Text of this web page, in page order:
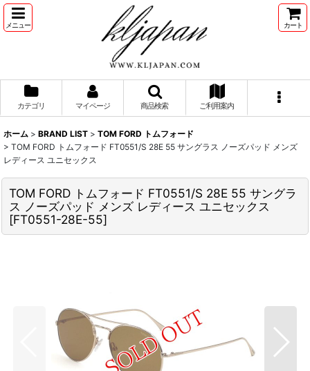
メニュー カート
カテゴリ マイページ 商品検索 ご利用案内
ホーム > BRAND LIST > TOM FORD トムフォード
> TOM FORD トムフォード FT0551/S 28E 55 サングラス ノーズパッド メンズ
レディース ユニセックス
TOM FORD トムフォード FT0551/S 28E 55 サングラ
ス ノーズパッド メンズ レディース ユニセックス
[FT0551-28E-55]